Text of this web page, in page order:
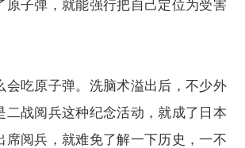
原子弹，就能强行把自己定位为受害
会吃原子弹。洗脑术溢出后，不少外
二战阅兵这种纪念活动，就成了日本
席阅兵，就难免了解一下历史，一不